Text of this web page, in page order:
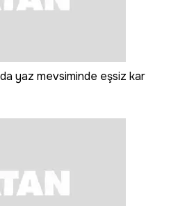
yaz mevsiminde eşsiz kar